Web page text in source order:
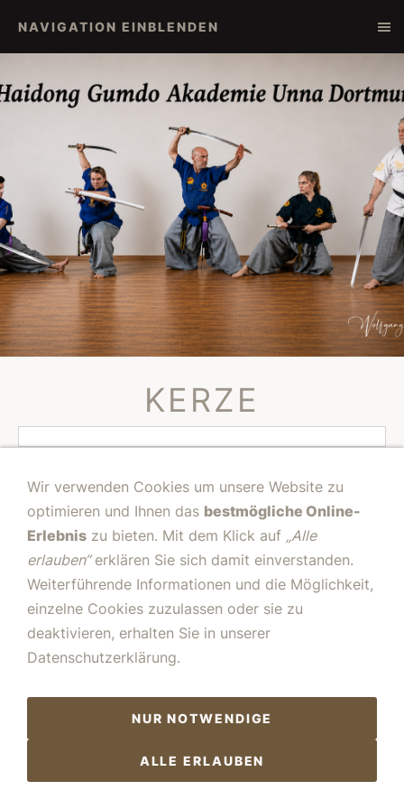
NAVIGATION EINBLENDEN
KERZE
Diese Trainingseinheit wird genutzt, um die Fokussierung,
Kraft, Schnelligkeit, Kontrolle und die Genauigkeit des
Kämpfers mit dem Schwert zu verbessern und zu
bewerten:
Wir verwenden Cookies um unsere Website zu
optimieren und Ihnen das bestmögliche Online-
Erlebnis zu bieten. Mit dem Klick auf „Alle
erlauben“erklären Sie sich damit einverstanden.
Weiterführende Informationen und die Möglichkeit,
einzelne Cookies zuzulassen oder sie zu
deaktivieren, erhalten Sie in unserer
Datenschutzerklärung.
NUR NOTWENDIGE
ALLE ERLAUBEN